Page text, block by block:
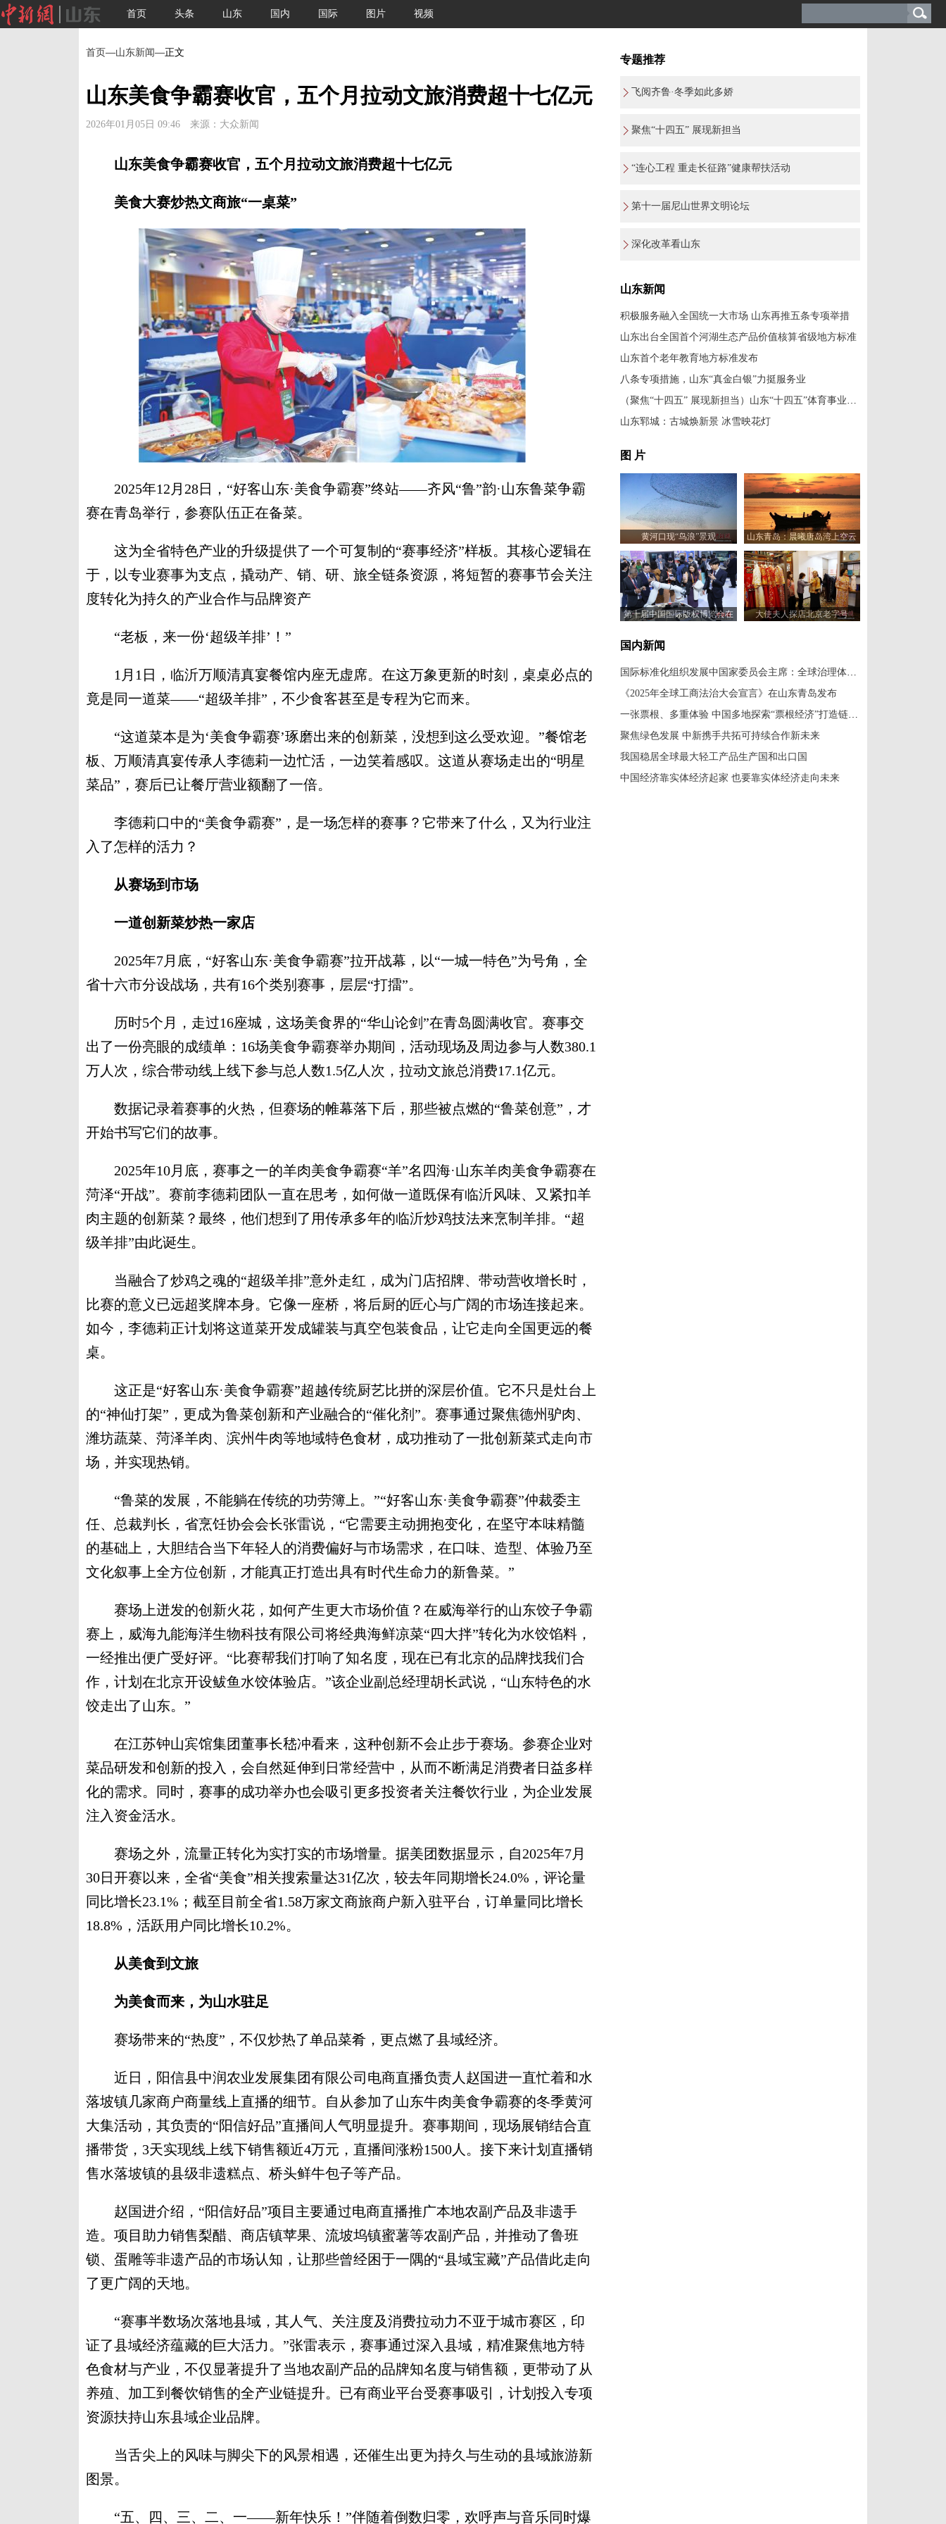
首页 头条 山东 国内 国际 图片 视频
首页—山东新闻—正文
山东美食争霸赛收官，五个月拉动文旅消费超十七亿元
2026年01月05日 09:46 来源：大众新闻
山东美食争霸赛收官，五个月拉动文旅消费超十七亿元
美食大赛炒热文商旅“一桌菜”
2025年12月28日，“好客山东·美食争霸赛”终站——齐风“鲁”韵·山东鲁菜争霸
赛在青岛举行，参赛队伍正在备菜。
这为全省特色产业的升级提供了一个可复制的“赛事经济”样板。其核心逻辑在
于，以专业赛事为支点，撬动产、销、研、旅全链条资源，将短暂的赛事节会关注
度转化为持久的产业合作与品牌资产
“老板，来一份‘超级羊排’！”
1月1日，临沂万顺清真宴餐馆内座无虚席。在这万象更新的时刻，桌桌必点的
竟是同一道菜——“超级羊排”，不少食客甚至是专程为它而来。
“这道菜本是为‘美食争霸赛’琢磨出来的创新菜，没想到这么受欢迎。”餐馆老
板、万顺清真宴传承人李德莉一边忙活，一边笑着感叹。这道从赛场走出的“明星
菜品”，赛后已让餐厅营业额翻了一倍。
李德莉口中的“美食争霸赛”，是一场怎样的赛事？它带来了什么，又为行业注
入了怎样的活力？
从赛场到市场
一道创新菜炒热一家店
2025年7月底，“好客山东·美食争霸赛”拉开战幕，以“一城一特色”为号角，全
省十六市分设战场，共有16个类别赛事，层层“打擂”。
历时5个月，走过16座城，这场美食界的“华山论剑”在青岛圆满收官。赛事交
出了一份亮眼的成绩单：16场美食争霸赛举办期间，活动现场及周边参与人数380.1
万人次，综合带动线上线下参与总人数1.5亿人次，拉动文旅总消费17.1亿元。
数据记录着赛事的火热，但赛场的帷幕落下后，那些被点燃的“鲁菜创意”，才
开始书写它们的故事。
2025年10月底，赛事之一的羊肉美食争霸赛“羊”名四海·山东羊肉美食争霸赛在
菏泽“开战”。赛前李德莉团队一直在思考，如何做一道既保有临沂风味、又紧扣羊
肉主题的创新菜？最终，他们想到了用传承多年的临沂炒鸡技法来烹制羊排。“超
级羊排”由此诞生。
当融合了炒鸡之魂的“超级羊排”意外走红，成为门店招牌、带动营收增长时，
比赛的意义已远超奖牌本身。它像一座桥，将后厨的匠心与广阔的市场连接起来。
如今，李德莉正计划将这道菜开发成罐装与真空包装食品，让它走向全国更远的餐
桌。
这正是“好客山东·美食争霸赛”超越传统厨艺比拼的深层价值。它不只是灶台上
的“神仙打架”，更成为鲁菜创新和产业融合的“催化剂”。赛事通过聚焦德州驴肉、
潍坊蔬菜、菏泽羊肉、滨州牛肉等地域特色食材，成功推动了一批创新菜式走向市
场，并实现热销。
“鲁菜的发展，不能躺在传统的功劳簿上。”“好客山东·美食争霸赛”仲裁委主
任、总裁判长，省烹饪协会会长张雷说，“它需要主动拥抱变化，在坚守本味精髓
的基础上，大胆结合当下年轻人的消费偏好与市场需求，在口味、造型、体验乃至
文化叙事上全方位创新，才能真正打造出具有时代生命力的新鲁菜。”
赛场上迸发的创新火花，如何产生更大市场价值？在威海举行的山东饺子争霸
赛上，威海九能海洋生物科技有限公司将经典海鲜凉菜“四大拌”转化为水饺馅料，
一经推出便广受好评。“比赛帮我们打响了知名度，现在已有北京的品牌找我们合
作，计划在北京开设鲅鱼水饺体验店。”该企业副总经理胡长武说，“山东特色的水
饺走出了山东。”
在江苏钟山宾馆集团董事长嵇冲看来，这种创新不会止步于赛场。参赛企业对
菜品研发和创新的投入，会自然延伸到日常经营中，从而不断满足消费者日益多样
化的需求。同时，赛事的成功举办也会吸引更多投资者关注餐饮行业，为企业发展
注入资金活水。
赛场之外，流量正转化为实打实的市场增量。据美团数据显示，自2025年7月
30日开赛以来，全省“美食”相关搜索量达31亿次，较去年同期增长24.0%，评论量
同比增长23.1%；截至目前全省1.58万家文商旅商户新入驻平台，订单量同比增长
18.8%，活跃用户同比增长10.2%。
从美食到文旅
为美食而来，为山水驻足
赛场带来的“热度”，不仅炒热了单品菜肴，更点燃了县域经济。
近日，阳信县中润农业发展集团有限公司电商直播负责人赵国进一直忙着和水
落坡镇几家商户商量线上直播的细节。自从参加了山东牛肉美食争霸赛的冬季黄河
大集活动，其负责的“阳信好品”直播间人气明显提升。赛事期间，现场展销结合直
播带货，3天实现线上线下销售额近4万元，直播间涨粉1500人。接下来计划直播销
售水落坡镇的县级非遗糕点、桥头鲜牛包子等产品。
赵国进介绍，“阳信好品”项目主要通过电商直播推广本地农副产品及非遗手
造。项目助力销售梨醋、商店镇苹果、流坡坞镇蜜薯等农副产品，并推动了鲁班
锁、蛋雕等非遗产品的市场认知，让那些曾经困于一隅的“县域宝藏”产品借此走向
了更广阔的天地。
“赛事半数场次落地县域，其人气、关注度及消费拉动力不亚于城市赛区，印
证了县域经济蕴藏的巨大活力。”张雷表示，赛事通过深入县域，精准聚焦地方特
色食材与产业，不仅显著提升了当地农副产品的品牌知名度与销售额，更带动了从
养殖、加工到餐饮销售的全产业链提升。已有商业平台受赛事吸引，计划投入专项
资源扶持山东县域企业品牌。
当舌尖上的风味与脚尖下的风景相遇，还催生出更为持久与生动的县域旅游新
图景。
“五、四、三、二、一——新年快乐！”伴随着倒数归零，欢呼声与音乐同时爆
专题推荐
飞阅齐鲁·冬季如此多娇
聚焦“十四五” 展现新担当
“连心工程 重走长征路”健康帮扶活动
第十一届尼山世界文明论坛
深化改革看山东
山东新闻
积极服务融入全国统一大市场 山东再推五条专项举措
山东出台全国首个河湖生态产品价值核算省级地方标准
山东首个老年教育地方标准发布
八条专项措施，山东“真金白银”力挺服务业
（聚焦“十四五” 展现新担当）山东“十四五”体育事业多点开花
山东郓城：古城焕新景 冰雪映花灯
图 片
黄河口现“鸟浪”景观
山东青岛：晨曦唐岛湾上空云
霞变幻 宛如油画
第十届中国国际版权博览会在
大使夫人探店北京老字号
国内新闻
国际标准化组织发展中国家委员会主席：全球治理体系改革应共建共享
《2025年全球工商法治大会宣言》在山东青岛发布
一张票根、多重体验 中国多地探索“票根经济”打造链式消费新场景
聚焦绿色发展 中新携手共拓可持续合作新未来
我国稳居全球最大轻工产品生产国和出口国
中国经济靠实体经济起家 也要靠实体经济走向未来